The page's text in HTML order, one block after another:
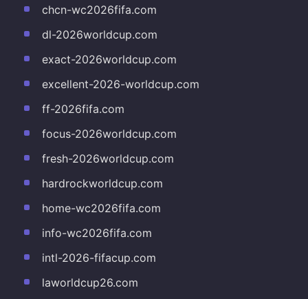
chcn-wc2026fifa.com
dl-2026worldcup.com
exact-2026worldcup.com
excellent-2026-worldcup.com
ff-2026fifa.com
focus-2026worldcup.com
fresh-2026worldcup.com
hardrockworldcup.com
home-wc2026fifa.com
info-wc2026fifa.com
intl-2026-fifacup.com
laworldcup26.com